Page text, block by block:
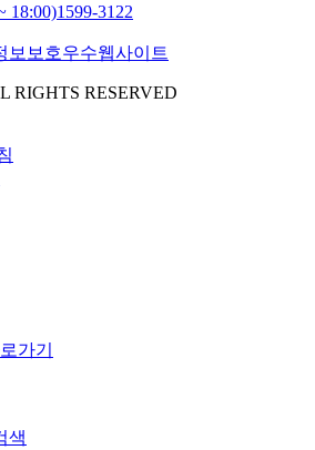
18:00)1599-3122
RIGHTS RESERVED
가기
색